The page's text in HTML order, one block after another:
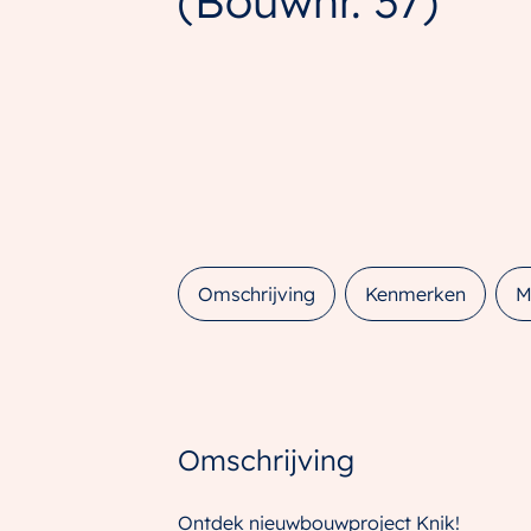
Omschrijving Kenmerken
Omschrijving
Ontdek nieuwbouwproject Knik!